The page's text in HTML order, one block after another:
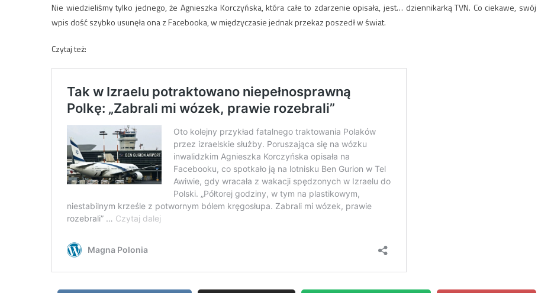
Nie wiedzieliśmy tylko jednego, że Agnieszka Korczyńska, która całe to zdarzenie opisała, jest… dziennikarką TVN. Co ciekawe, swój
wpis dość szybko usunęła ona z Facebooka, w międzyczasie jednak przekaz poszedł w świat.
Czytaj też: